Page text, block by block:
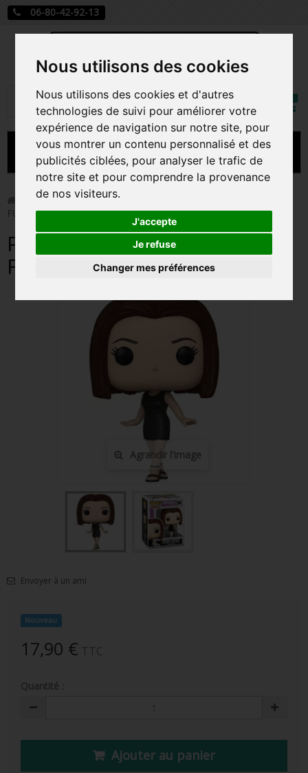
Nous utilisons des cookies
Nous utilisons des cookies et d'autres
technologies de suivi pour améliorer votre
expérience de navigation sur notre site, pour
vous montrer un contenu personnalisé et des
publicités ciblées, pour analyser le trafic de
notre site et pour comprendre la provenance
de nos visiteurs.
J'accepte
Je refuse
Changer mes préférences
06-80-42-92-13
Rechercher
Mon
MENU
CARTE A JOUER
PRÉCOMMANDE FIGURINES POP
FIGURINES POP MANGA
FIGURINES POP DISNEY
FIGURINES POP MARVEL
FIGURINES POP MUSIQUE
FIGURINES POP SÉRIE TV
FIGURINES POP AUTRES FILMS
FIGURINES POP HARRY POTTER
FIGURINES POP STRANGER THINGS
FIGURINES POP SEIGNEUR DES ANNEAUX
FIGURINE POP AD ICONS
FIGURINE POP ROYALS FAMILY
FIGURINES POP AUTRES COMICS
POP PROTECTION
PORTE-CLÉS POCKET POP
Funko Pop! > POSH SPICE / SPICE GIRLS / FIGURINE
FUNKO POP
POSH SPICE / SPICE GIRLS /
FIGURINE FUNKO POP
Agrandir l'image
Envoyer à un ami
Nouveau
17,90 €
Ajouter au panier